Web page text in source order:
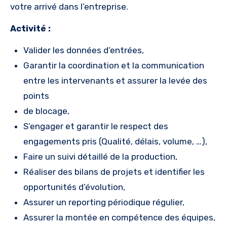
votre arrivé dans l’entreprise.
Activité :
Valider les données d’entrées,
Garantir la coordination et la communication
entre les intervenants et assurer la levée des
points
de blocage,
S’engager et garantir le respect des
engagements pris (Qualité, délais, volume, …),
Faire un suivi détaillé de la production,
Réaliser des bilans de projets et identifier les
opportunités d’évolution,
Assurer un reporting périodique régulier,
Assurer la montée en compétence des équipes,